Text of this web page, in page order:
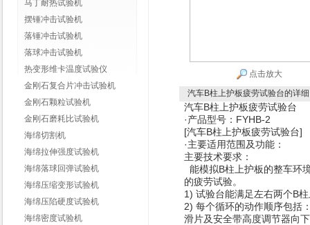
马丁耐热试验机
摆锤冲击试验机
落锤冲击试验机
落球冲击试验机
热变形维卡温度试验仪
金刚石复合片冲击试验机
金刚石颗粒试验机
金刚石磨耗比试验机
海绵切割机
海绵拉伸强度试验机
海绵落球回弹试验机
海绵压缩变形试验机
海绵压陷硬度试验机
海绵密度试验机
点击放大
汽车B柱上护板疲劳试验台的详
汽车B柱上护板疲劳试验台
·产品型号：FYHB-2
[汽车B柱上护板疲劳试验台]
·主要适用范围及功能：
主要技术要求：
能模拟B柱上护板的整车环
的疲劳试验。
1) 试验台能满足左右两个B
2) 每个循环的动作顺序包
滑片及安全带高度调节器向